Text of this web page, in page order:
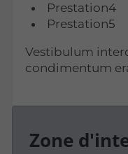
Prestation4
Prestation5
Vestibulum
condimentum
Zone